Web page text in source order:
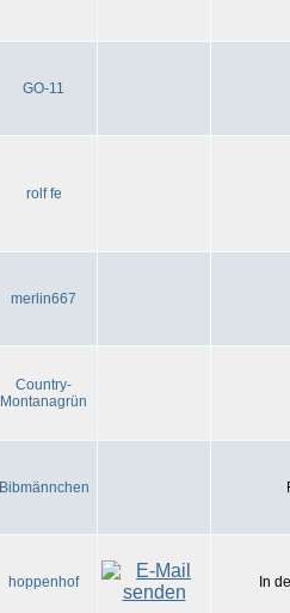
GO-11
rolf fe
merlin667
Country-
Montanagrün
Bibmännchen
hoppenhof In